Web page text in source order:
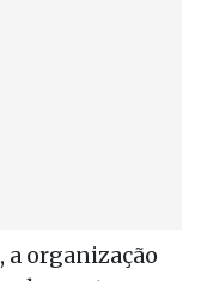
a organização